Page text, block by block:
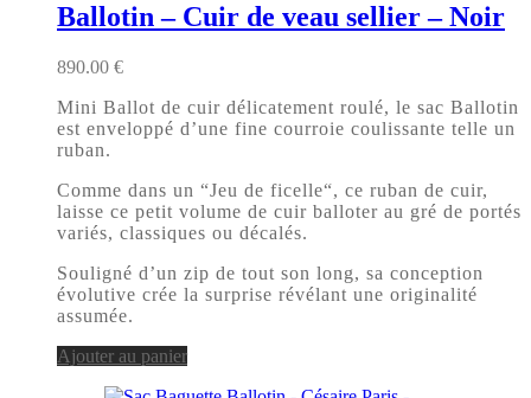
Ballotin – Cuir de veau sellier – Noir
890.00 €
Mini Ballot de cuir délicatement roulé, le sac Ballotin
est enveloppé d’une fine courroie coulissante telle un
ruban.
Comme dans un “Jeu de ficelle“, ce ruban de cuir,
laisse ce petit volume de cuir balloter au gré de portés
variés, classiques ou décalés.
Souligné d’un zip de tout son long, sa conception
évolutive crée la surprise révélant une originalité
assumée.
Ajouter au panier